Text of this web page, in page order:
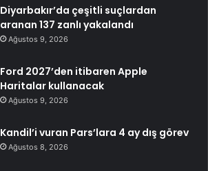
Diyarbakır’da çeşitli suçlardan
aranan 137 zanlı yakalandı
Ağustos 9, 2026
Ford 2027’den itibaren Apple
Haritalar kullanacak
Ağustos 9, 2026
Kandil’i vuran Pars’lara 4 ay dış görev
Ağustos 8, 2026